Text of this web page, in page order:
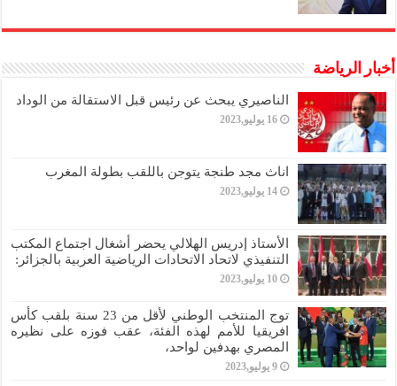
أخبار الرياضة
الناصيري يبحث عن رئيس قبل الاستقالة من الوداد
16 يوليو,2023
اناث مجد طنجة يتوجن باللقب بطولة المغرب
14 يوليو,2023
الأستاذ إدريس الهلالي يحضر أشغال اجتماع المكتب
التنفيذي لاتحاد الاتحادات الرياضية العربية بالجزائر:
10 يوليو,2023
توج المنتخب الوطني لأقل من 23 سنة بلقب كأس
افريقيا للأمم لهذه الفئة، عقب فوزه على نظيره
المصري بهدفين لواحد،
9 يوليو,2023